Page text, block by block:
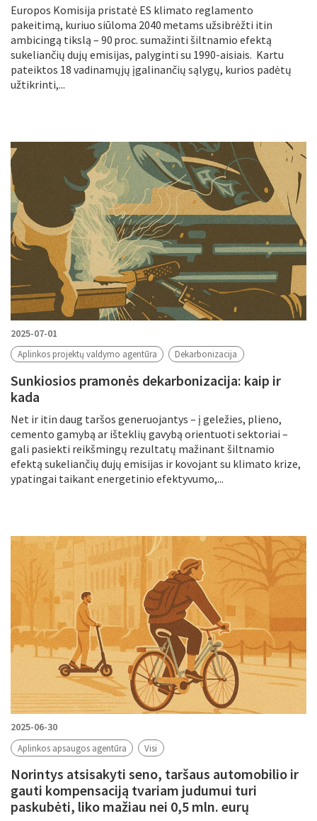
Europos Komisija pristatė ES klimato reglamento
pakeitimą, kuriuo siūloma 2040 metams užsibrėžti itin
ambicingą tikslą – 90 proc. sumažinti šiltnamio efektą
sukeliančių dujų emisijas, palyginti su 1990-aisiais. Kartu
pateiktos 18 vadinamųjų įgalinančių sąlygų, kurios padėtų
užtikrinti,...
2025-07-01
Aplinkos projektų valdymo agentūra Dekarbonizacija
Sunkiosios pramonės dekarbonizacija: kaip ir
kada
Net ir itin daug taršos generuojantys – į geležies, plieno,
cemento gamybą ar išteklių gavybą orientuoti sektoriai –
gali pasiekti reikšmingų rezultatų mažinant šiltnamio
efektą sukeliančių dujų emisijas ir kovojant su klimato krize,
ypatingai taikant energetinio efektyvumo,...
2025-06-30
Aplinkos apsaugos agentūra Visi
Norintys atsisakyti seno, taršaus automobilio ir
gauti kompensaciją tvariam judumui turi
paskubėti, liko mažiau nei 0,5 mln. eurų